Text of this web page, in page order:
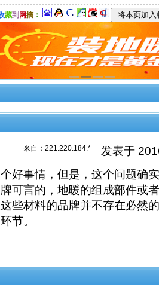
藏到 网摘：
来自： 221.220.184.*
发表于
好事情，但是，这个问题确
可言的，地暖的组成部件或
些材料的品牌并不存在必然
节。